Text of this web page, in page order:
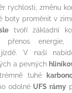
rychlosti, změnu
boty proměnit v
tvoří základní
přenos
V naší
a pevných
tuhé
odolné UFS rámy